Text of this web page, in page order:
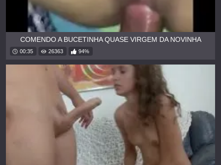
COMENDO A BUCETINHA QUASE VIRGEM DA NOVINHA
00:35 26363 94%